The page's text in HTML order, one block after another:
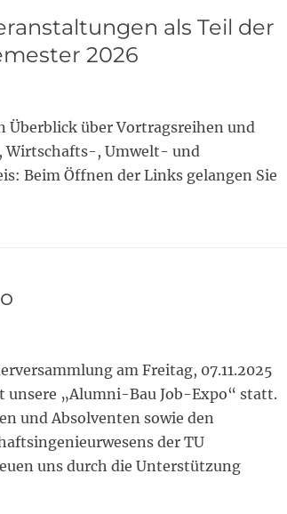
als Teil der
2026
Überblick über Vortragsreihen und
Wirtschafts-, Umwelt- und
Beim Öffnen der Links gelangen Sie
am Freitag, 07.11.2025
„Alumni-Bau Job-Expo“ statt.
und Absolventen sowie den
der TU
uns durch die Unterstützung